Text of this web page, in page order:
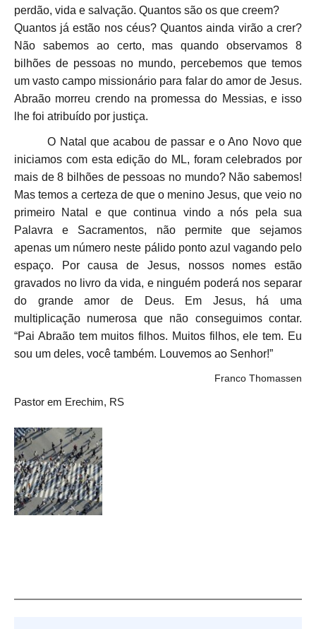
perdão, vida e salvação. Quantos são os que creem?
Quantos já estão nos céus? Quantos ainda virão a crer?
Não sabemos ao certo, mas quando observamos 8
bilhões de pessoas no mundo, percebemos que temos
um vasto campo missionário para falar do amor de Jesus.
Abraão morreu crendo na promessa do Messias, e isso
lhe foi atribuído por justiça.
O Natal que acabou de passar e o Ano Novo que
iniciamos com esta edição do ML, foram celebrados por
mais de 8 bilhões de pessoas no mundo? Não sabemos!
Mas temos a certeza de que o menino Jesus, que veio no
primeiro Natal e que continua vindo a nós pela sua
Palavra e Sacramentos, não permite que sejamos
apenas um número neste pálido ponto azul vagando pelo
espaço. Por causa de Jesus, nossos nomes estão
gravados no livro da vida, e ninguém poderá nos separar
do grande amor de Deus. Em Jesus, há uma
multiplicação numerosa que não conseguimos contar.
“Pai Abraão tem muitos filhos. Muitos filhos, ele tem. Eu
sou um deles, você também. Louvemos ao Senhor!”
Franco Thomassen
Pastor em Erechim, RS